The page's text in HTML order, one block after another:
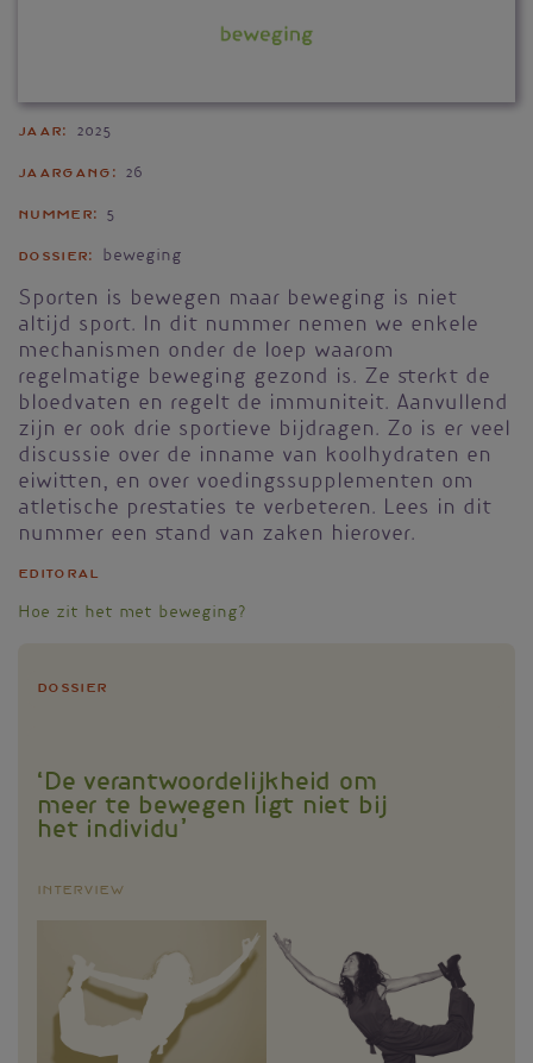
Jaar 2025
Jaargang 26
Nummer 5
Dossier beweging
Sporten is bewegen maar beweging is niet
altijd sport. In dit nummer nemen we enkele
mechanismen onder de loep waarom
regelmatige beweging gezond is. Ze sterkt de
bloedvaten en regelt de immuniteit. Aanvullend
zijn er ook drie sportieve bijdragen. Zo is er veel
discussie over de inname van koolhydraten en
eiwitten, en over voedingssupplementen om
atletische prestaties te verbeteren. Lees in dit
nummer een stand van zaken hierover.
Editoral
Hoe zit het met beweging?
Dossier
‘De verantwoordelijkheid om
meer te bewegen ligt niet bij
het individu’
Interview